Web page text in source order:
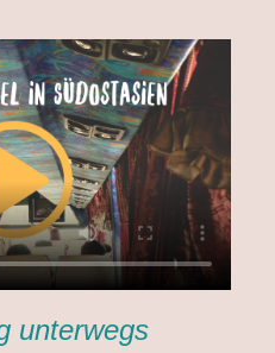
unterwegs